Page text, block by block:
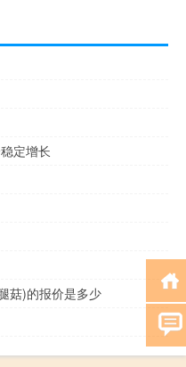
定增长
菇)的报价是多少